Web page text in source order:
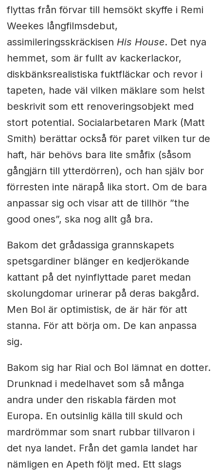
flyttas från förvar till hemsökt skyffe i Remi
Weekes långfilmsdebut,
assimileringsskräckisen His House. Det nya
hemmet, som är fullt av kackerlackor,
diskbänksrealistiska fuktfläckar och revor i
tapeten, hade väl vilken mäklare som helst
beskrivit som ett renoveringsobjekt med
stort potential. Socialarbetaren Mark (Matt
Smith) berättar också för paret vilken tur de
haft, här behövs bara lite småfix (såsom
gångjärn till ytterdörren), och han själv bor
förresten inte närapå lika stort. Om de bara
anpassar sig och visar att de tillhör ”the
good ones”, ska nog allt gå bra.
Bakom det grådassiga grannskapets
spetsgardiner blänger en kedjerökande
kattant på det nyinflyttade paret medan
skolungdomar urinerar på deras bakgård.
Men Bol är optimistisk, de är här för att
stanna. För att börja om. De kan anpassa
sig.
Bakom sig har Rial och Bol lämnat en dotter.
Drunknad i medelhavet som så många
andra under den riskabla färden mot
Europa. En outsinlig källa till skuld och
mardrömmar som snart rubbar tillvaron i
det nya landet. Från det gamla landet har
nämligen en Apeth följt med. Ett slags